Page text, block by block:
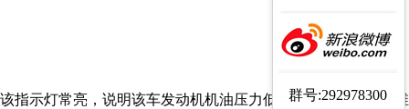
示灯常亮，说明该车发动机机油压力低于规定标准，需要维
群号:292978300